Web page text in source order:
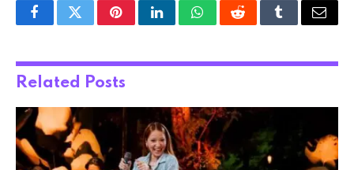
FacebookTwitterPinterestLinkedInWhatsAppRedditTumblrEmail
Related Posts